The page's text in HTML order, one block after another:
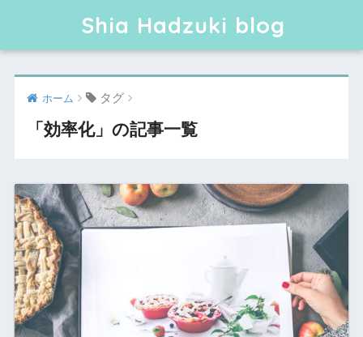
Shia Hadzuki blog
ホーム タグ
「効率化」の記事一覧